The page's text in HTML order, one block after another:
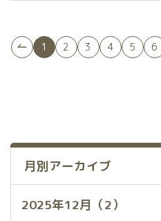
1 2 3 4 5 6
月別アーカイブ
2025年12月（2）